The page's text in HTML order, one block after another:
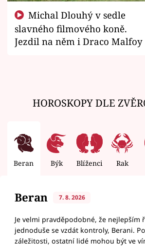
slavného filmového koně.
Jezdil na něm i Draco Malfoy
HOROSKOPY DLE
Beran Býk Blíženci Rak
Beran 7. 8. 2026
Je velmi pravděpodobné, že nejlepším
jednoduše se vzdát kontroly, Berani.
záležitosti, ostatní lidé mohou být ve